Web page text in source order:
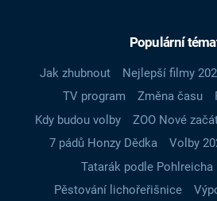
Populární
Jak zhubnout Nejlepší filmy
TV program
Změna času
Kdy budou volby
ZOO Nové
7 pádů Honzy Dědka
Volby
Tatarák podle Pohlreicha
Pěstování lichořeřišnice